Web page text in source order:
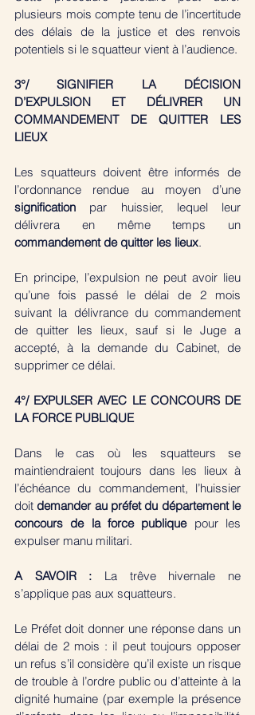
plusieurs mois compte tenu de l’incertitude
des délais de la justice et des renvois
potentiels si le squatteur vient à l’audience.
3°/ SIGNIFIER LA DÉCISION
D’EXPULSION ET DÉLIVRER UN
COMMANDEMENT DE QUITTER LES
LIEUX
Les squatteurs doivent être informés de
signification par huissier, lequel leur
commandement de quitter les lieux.
En principe, l’expulsion ne peut avoir lieu
qu’une fois passé le délai de 2 mois
suivant la délivrance du commandement
de quitter les lieux, sauf si le Juge a
accepté, à la demande du Cabinet, de
supprimer ce délai.
4°/ EXPULSER AVEC LE CONCOURS DE
LA FORCE PUBLIQUE
Dans le cas où les squatteurs se
maintiendraient toujours dans les lieux à
l’échéance du commandement, l’huissier
doit demander au préfet du département le
concours de la force publique pour les
expulser manu militari.
A SAVOIR : La trêve hivernale ne
s’applique pas aux squatteurs.
Le Préfet doit donner une réponse dans un
délai de 2 mois : il peut toujours opposer
un refus s’il considère qu’il existe un risque
de trouble à l’ordre public ou d’atteinte à la
dignité humaine (par exemple la présence